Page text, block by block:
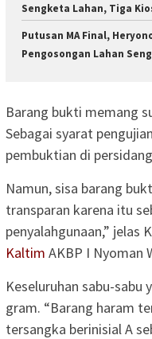
Sengketa Lahan, Tiga
Putusan MA Final,
Pengosongan Lahan
Barang bukti memang
Sebagai syarat
pembuktian di
Namun, sisa barang
transparan karena itu
penyalahgunaan,” jelas
Kaltim AKBP I Nyoman
Keseluruhan sabu-sabu
gram. “Barang haram
tersangka berinisial A